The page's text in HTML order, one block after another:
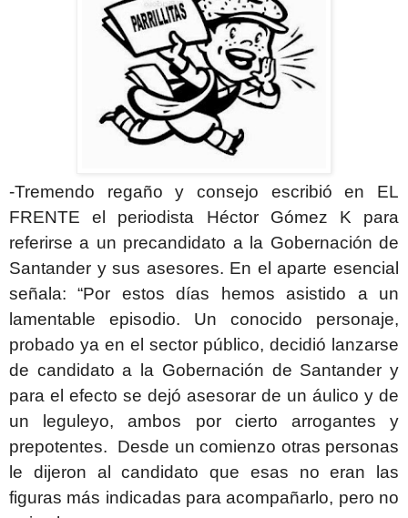
-Tremendo regaño y consejo escribió en EL
FRENTE el periodista Héctor Gómez K para
referirse a un precandidato a la Gobernación de
Santander y sus asesores. En el aparte esencial
señala: “Por estos días hemos asistido a un
lamentable episodio. Un conocido personaje,
probado ya en el sector público, decidió lanzarse
de candidato a la Gobernación de Santander y
para el efecto se dejó asesorar de un áulico y de
un leguleyo, ambos por cierto arrogantes y
prepotentes. Desde un comienzo otras personas
le dijeron al candidato que esas no eran las
figuras más indicadas para acompañarlo, pero no